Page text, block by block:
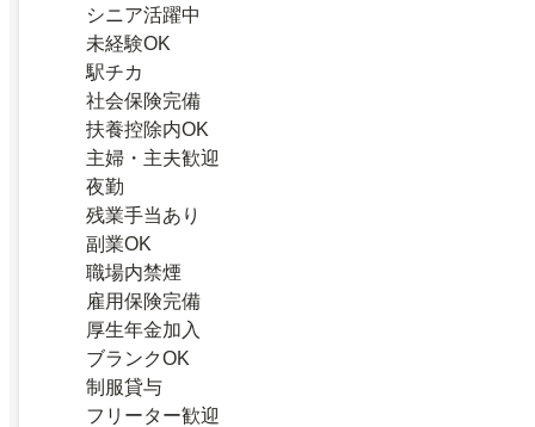
シニア活躍中
未経験OK
駅チカ
社会保険完備
扶養控除内OK
主婦・主夫歓迎
夜勤
残業手当あり
副業OK
職場内禁煙
雇用保険完備
厚生年金加入
ブランクOK
制服貸与
フリーター歓迎